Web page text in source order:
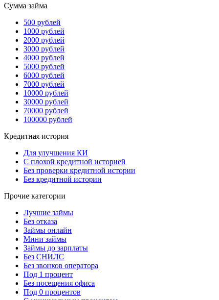
Сумма займа
500 рублей
1000 рублей
2000 рублей
3000 рублей
4000 рублей
5000 рублей
6000 рублей
7000 рублей
10000 рублей
30000 рублей
70000 рублей
100000 рублей
Кредитная история
Для улучшения КИ
С плохой кредитной историей
Без проверки кредитной истории
Без кредитной истории
Прочие категории
Лучшие займы
Без отказа
Займы онлайн
Мини займы
Займы до зарплаты
Без СНИЛС
Без звонков оператора
Под 1 процент
Без посещения офиса
Под 0 процентов